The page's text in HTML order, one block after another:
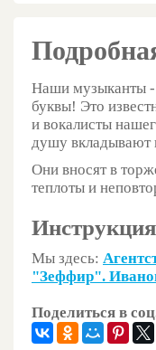
Наши музыканты -
буквы! Это
и вокалисты
душу
Они вносят в
теплоты и
Мы здесь:
"Зеффир".
Поделиться в